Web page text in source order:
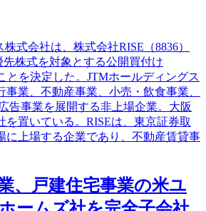
式会社は、株式会社RISE（8836）
株式を対象とする公開買付け
とを決定した。JTMホールディングス
事業、不動産事業、小売・飲食事業、
告事業を展開する非上場企業。大阪
を置いている。RISEは、東京証券取
に上場する企業であり、不動産賃貸事
、戸建住宅事業の米ユ